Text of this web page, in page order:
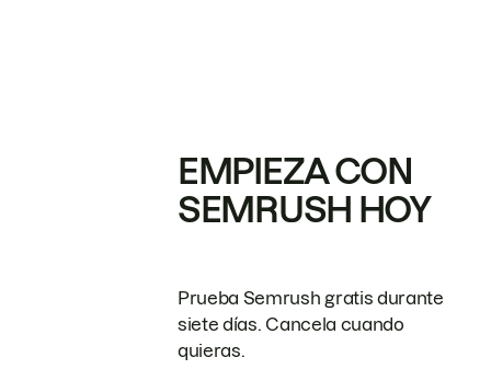
EMPIEZA CON
SEMRUSH HOY
Prueba Semrush gratis durante
siete días. Cancela cuando
quieras.